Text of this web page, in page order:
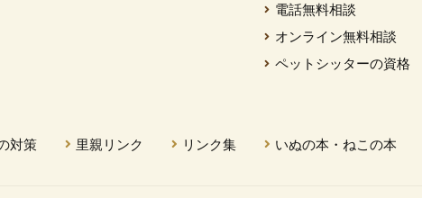
電話無料相談
オンライン無料相談
ペットシッターの資格
対策 里親リンク リンク集 いぬの本・ねこの本